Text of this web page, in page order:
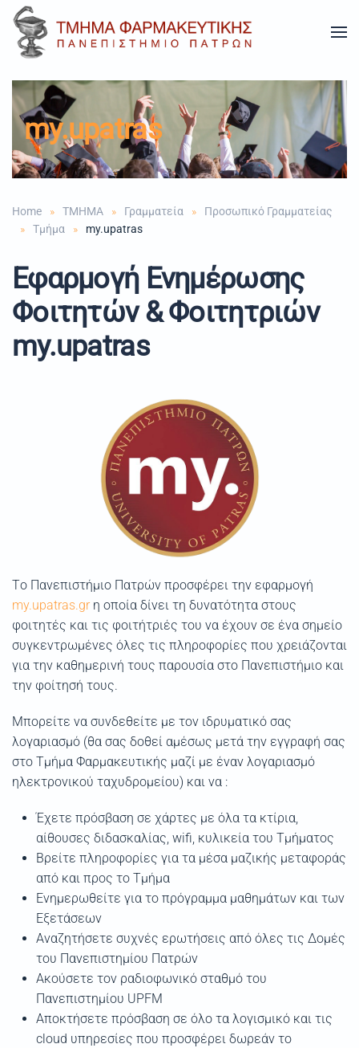
Skip to main content
my.upatras
Home TMHMA Γραμματεία
Προσωπικό Γραμματείας
Τμήμα
my.upatras
Εφαρμογή Ενημέρωσης
Φοιτητών & Φοιτητριών
my.upatras
Tο Πανεπιστήμιο Πατρών προσφέρει την εφαρμογή
my.upatras.grη οποία δίνει τη δυνατότητα στους
φοιτητές και τις φοιτήτριές του να έχουν σε ένα σημείο
συγκεντρωμένες όλες τις πληροφορίες που χρειάζονται
για την καθημερινή τους παρουσία στο Πανεπιστήμιο και
την φοίτησή τους.
Μπορείτε να συνδεθείτε με τον ιδρυματικό σας
λογαριασμό (θα σας δοθεί αμέσως μετά την εγγραφή σας
στο Τμήμα Φαρμακευτικής μαζί με έναν λογαριασμό
ηλεκτρονικού ταχυδρομείου) και να :
Έχετε πρόσβαση σε χάρτες με όλα τα κτίρια,
αίθουσες διδασκαλίας, wifi, κυλικεία του Τμήματος
Βρείτε πληροφορίες για τα μέσα μαζικής μεταφοράς
από και προς το Τμήμα
Ενημερωθείτε για το πρόγραμμα μαθημάτων και των
Εξετάσεων
Αναζητήσετε συχνές ερωτήσεις από όλες τις Δομές
του Πανεπιστημίου Πατρών
Ακούσετε τον ραδιοφωνικό σταθμό του
Πανεπιστημίου UPFM
Αποκτήσετε πρόσβαση σε όλο τα λογισμικό και τις
cloud υπηρεσίες που προσφέρει δωρεάν το